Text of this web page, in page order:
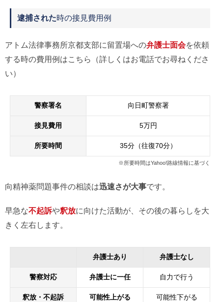
逮捕された時の接見費用例
アトム法律事務所京都支部に留置場への弁護士面会を依頼
する時の費用例はこちら（詳しくはお電話でお尋ねくださ
い）
警察署名 向日町警察署
接見費用 5万円
所要時間 35分（往復70分）
※所要時間はYahoo!路線情報に基づく
向精神薬問題事件の相談は迅速さが大事です。
早急な不起訴や釈放に向けた活動が、その後の暮らしを大
きく左右します。
弁護士あり 弁護士なし
警察対応 弁護士に一任 自力で行う
釈放・不起訴 可能性上がる 可能性下がる